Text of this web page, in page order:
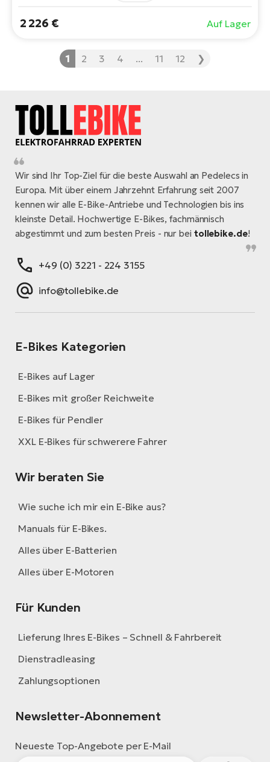
2 226 € Auf Lager
1 2 3 4 ... 11 12 ❯
Wir sind Ihr Top-Ziel für die beste Auswahl an Pedelecs in
Europa. Mit über einem Jahrzehnt Erfahrung seit 2007
kennen wir alle E-Bike-Antriebe und Technologien bis ins
kleinste Detail. Hochwertige E-Bikes, fachmännisch
abgestimmt und zum besten Preis - nur bei tollebike.de!
+49 (0) 3221 - 224 3155
info@tollebike.de
E-Bikes Kategorien
E-Bikes auf Lager
E-Bikes mit großer Reichweite
E-Bikes für Pendler
XXL E-Bikes für schwerere Fahrer
Wir beraten Sie
Wie suche ich mir ein E-Bike aus?
Manuals für E-Bikes.
Alles über E-Batterien
Alles über E-Motoren
Für Kunden
Lieferung Ihres E-Bikes – Schnell & Fahrbereit
Dienstradleasing
Zahlungsoptionen
Newsletter-Abonnement
Neueste Top-Angebote per E-Mail